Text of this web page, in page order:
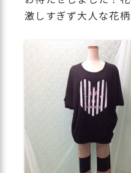
激しすぎず大人な花